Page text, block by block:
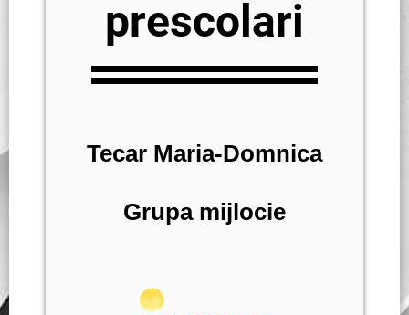
prescolari
Tecar Maria-Domnica
Grupa mijlocie